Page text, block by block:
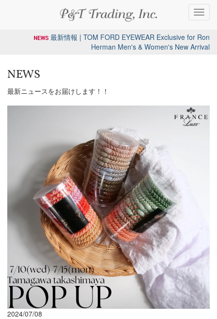
最新情報 | TOM FORD EYEWEAR Exclusive for Ron
Herman Men's & Women's New Arrival
NEWS
最新ニュースをお届けします！！
2024/07/08